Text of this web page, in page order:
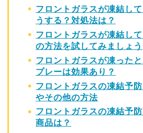
フロントガラスが凍結し
うする？対処法は？
フロントガラスが凍結し
の方法を試してみましょう
フロントガラスが凍った
プレーは効果あり？
フロントガラスの凍結予
やその他の方法
フロントガラスの凍結予
商品は？